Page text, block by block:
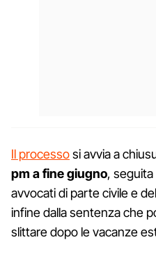
Il processosi avvia a
pm a fine giugno,
avvocati di parte civile e
infine dalla sentenza che
slittare dopo le vacanze